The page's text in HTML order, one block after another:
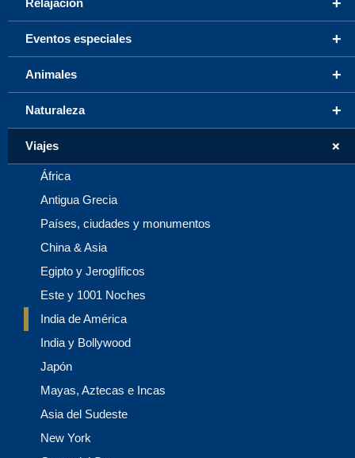
+
Relajación
+
Eventos especiales
+
Animales
+
Naturaleza
+
Viajes
África
Antigua Grecia
Países, ciudades y monumentos
China & Asia
Egipto y Jeroglíficos
Este y 1001 Noches
India de América
India y Bollywood
Japón
Mayas, Aztecas e Incas
Asia del Sudeste
New York